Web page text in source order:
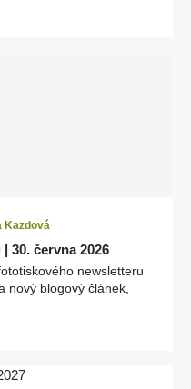
Kazdová
30. června 2026
newsletteru
nový blogový článek,